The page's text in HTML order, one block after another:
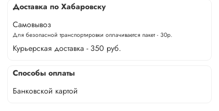
Доставка по Хабаровску
Самовывоз
Для безопасной транспортировки оплачивается пакет - 30р.
Курьерская доставка - 350 руб.
Способы оплаты
Банковской картой